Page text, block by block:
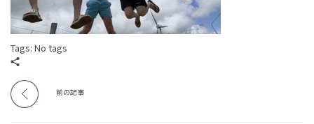
Tags: No tags
前の記事